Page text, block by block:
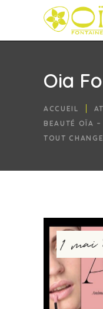
Oia
ACCUEIL
BEAUTÉ OÏA –
TOUT
1 mai